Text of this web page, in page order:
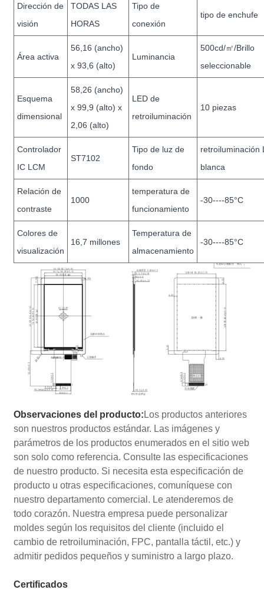
Dirección de
visión
TODAS LAS
HORAS
Tipo de
conexión
tipo de enchufe
Área activa
56,16 (ancho)
x 93,6 (alto)
Luminancia
500cd/㎡/Brillo
seleccionable
Esquema
dimensional
58,26 (ancho)
x 99,9 (alto) x
2,06 (alto)
LED de
retroiluminación
10 piezas
Controlador
IC LCM
ST7102
Tipo de luz de
fondo
retroiluminación
blanca
Relación de
contraste
1000
temperatura de
funcionamiento
-30----85°C
Colores de
visualización
16,7 millones
Temperatura de
almacenamiento
-30----85°C
Observaciones del producto: Los productos anteriores
son nuestros productos estándar. Las imágenes y
parámetros de los productos enumerados en el sitio web
son solo como referencia. Consulte las especificaciones
de nuestro producto. Si necesita esta especificación de
producto u otras especificaciones, comuníquese con
nuestro departamento comercial. Le atenderemos de
todo corazón. Nuestra empresa puede personalizar
moldes según los requisitos del cliente (incluido el
cambio de retroiluminación, FPC, pantalla táctil, etc.) y
admitir pedidos pequeños y suministro a largo plazo.
Certificados